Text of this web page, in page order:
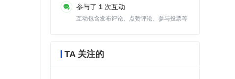
参与了 1 次互动
互动包含发布评论、点赞评论、参与投票等
TA 关注的